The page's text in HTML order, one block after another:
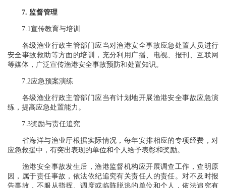
7. 监督管理
7.1宣传教育与培训
各级渔业行政主管部门应当对渔港安全事故应急处置人员进行
安全事故救助等方面的培训，充分利用广播、电视、报刊、互联网
等媒体，广泛宣传渔港安全事故预防和处置知识。
7.2应急预案演练
各级渔业行政主管部门应当有计划地开展渔港安全事故应急演
练，提高应急处置能力。
7.3奖励与责任追究
省海洋与渔业厅根据实际情况，每年安排相应的专项经费，对
应急救援中，有突出表现的单位和个人给予表彰和奖励。
渔港安全事故发生后，渔港监督机构应开展调查工作，查明原
因，属于责任事故，依法依纪追究有关责任人的责任。对不及时报
告事故，不服从指挥、调度或临阵脱逃的单位和个人，依法追究有